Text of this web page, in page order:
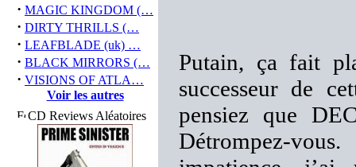
· MAGIC KINGDOM (…
· DIRTY THRILLS (…
· LEAFBLADE (uk) …
· BLACK MIRRORS (…
· VISIONS OF ATLA…
Voir les autres
CD Reviews Aléatoires
Putain, ça fait
successeur de
pensiez que
Détrompez-